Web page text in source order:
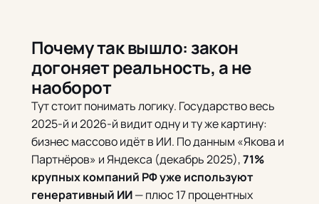
Почему так вышло: закон
догоняет реальность, а не
наоборот
Тут стоит понимать логику. Государство весь
2025-й и 2026-й видит одну и ту же картину:
бизнес массово идёт в ИИ. По данным «Якова и
Партнёров» и Яндекса (декабрь 2025),71%
крупных компаний РФ уже используют
генеративный ИИ— плюс 17 процентных